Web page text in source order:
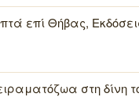
επί Θήβας,
στη δίνη